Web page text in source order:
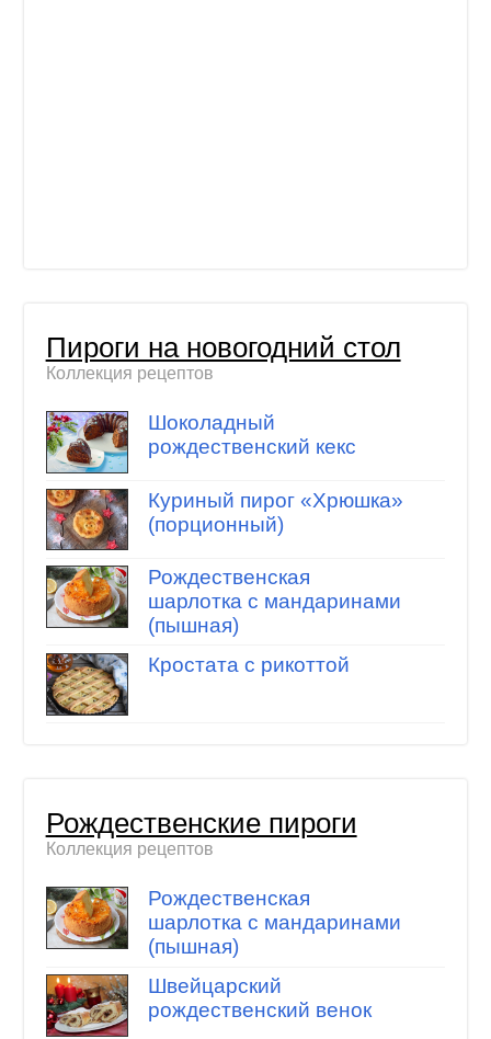
Пироги на новогодний стол
Коллекция рецептов
Шоколадный
рождественский кекс
Куриный пирог «Хрюшка»
(порционный)
Рождественская
шарлотка с мандаринами
(пышная)
Кростата с рикоттой
Рождественские пироги
Коллекция рецептов
Рождественская
шарлотка с мандаринами
(пышная)
Швейцарский
рождественский венок